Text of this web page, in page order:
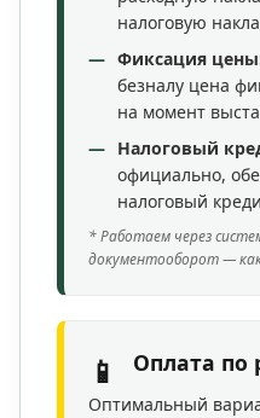
налоговую
Фиксация
безналу цена
на момент
Налоговый
официально,
налоговый
* Работаем через
документооборот —
📱 Оплата по
Оптимальный